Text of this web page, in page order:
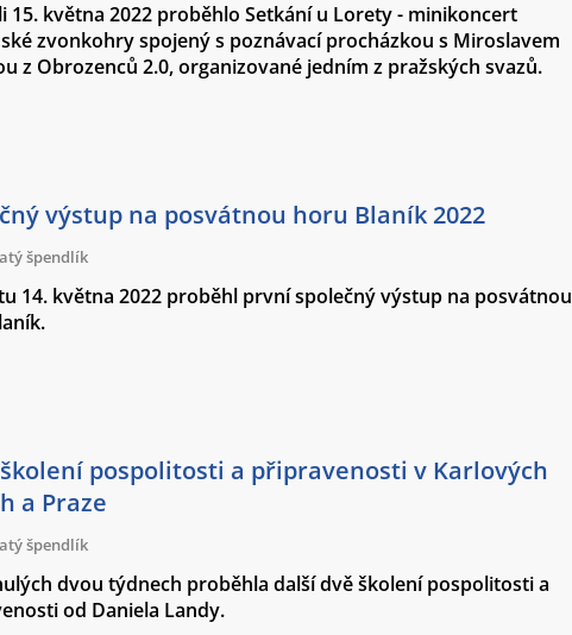
15. května 2022 proběhlo Setkání u Lorety - minikoncert
zvonkohry spojený s poznávací procházkou s Miroslavem
z Obrozenců 2.0, organizované jedním z pražských svazů.
výstup na posvátnou horu Blaník 2022
špendlík
14. května 2022 proběhl první společný výstup na posvátnou
pospolitosti a připravenosti v Karlových
a Praze
špendlík
dvou týdnech proběhla další dvě školení pospolitosti a
od Daniela Landy.